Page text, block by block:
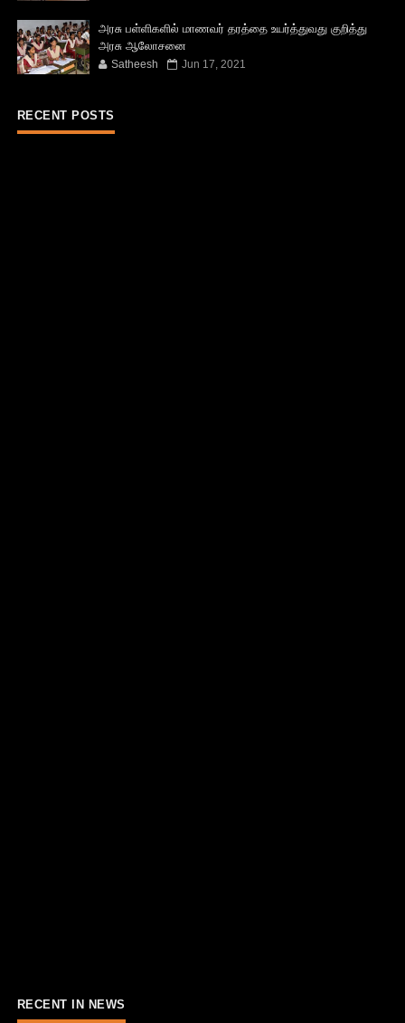
அரசு பள்ளிகளில் மாணவர் தரத்தை உயர்த்துவது குறித்து
அரசு ஆலோசனை
Satheesh Jun 17, 2021
RECENT POSTS
RECENT IN NEWS